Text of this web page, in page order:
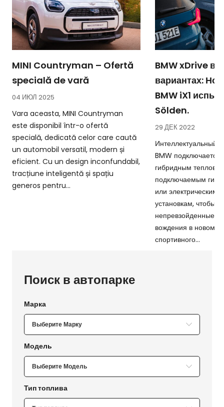
04 ИЮЛ 2025
MINI Countryman – Ofertă
specială de vară
Vara aceasta, MINI Countryman
este disponibil într-o ofertă
specială, dedicată celor care caută
un automobil versatil, modern și
eficient. Cu un design inconfundabil,
tracțiune inteligentă și spațiu
generos pentru...
29 ДЕК 2022
BMW xDrive в
вариантах:
BMW iX1
Sölden.
Интеллектуальный
BMW подключается
гибридным
подключаемым
или электрическим
установкам, чтобы
непревзойденные
вождения в новом
спортивного...
Поиск в автопарке
Выберите Марку
Выберите Модель